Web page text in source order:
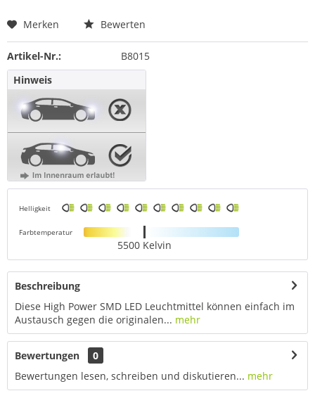
Merken Bewerten
Artikel-Nr.:
B8015
Hinweis
Helligkeit
Farbtemperatur
5500 Kelvin
Beschreibung
Diese High Power SMD LED Leuchtmittel können einfach im
Austausch gegen die originalen... mehr
Bewertungen
0
Bewertungen lesen, schreiben und diskutieren... mehr